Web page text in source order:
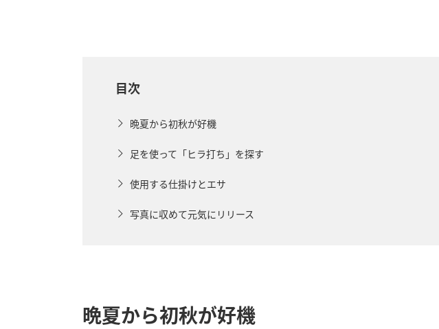
目次
晩夏から初秋が好機
足を使って「ヒラ打ち」を探す
使用する仕掛けとエサ
写真に収めて元気にリリース
晩夏から初秋が好機